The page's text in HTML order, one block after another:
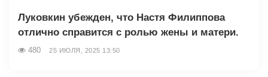
Луковкин убежден, что Настя Филиппова
отлично справится с ролью жены и матери.
480 25 ИЮЛЯ, 2025 13:50